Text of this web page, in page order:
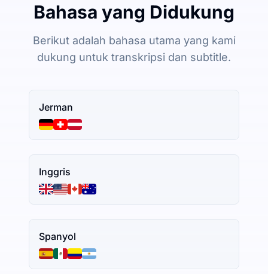
Bahasa yang Didukung
Berikut adalah bahasa utama yang kami
dukung untuk transkripsi dan subtitle.
Jerman
Inggris
Spanyol